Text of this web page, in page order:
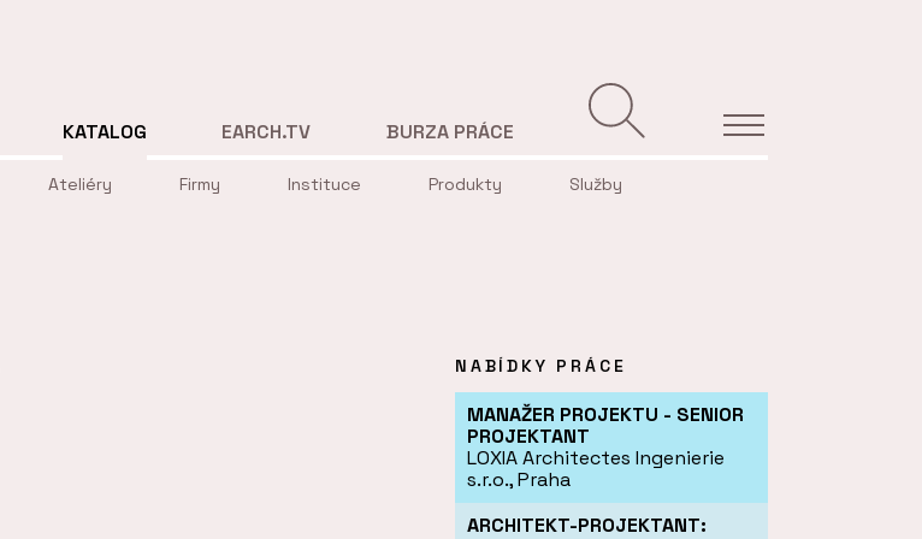
KATALOG
Ateliéry Firmy Instituce Produkty Služby
EARCH.TV BURZA PRÁCE
NABÍDKY PRÁCE
MANAŽER PROJEKTU - SENIOR
PROJEKTANT
LOXIA Architectes Ingenierie
s.r.o., Praha
ARCHITEKT-PROJEKTANT: